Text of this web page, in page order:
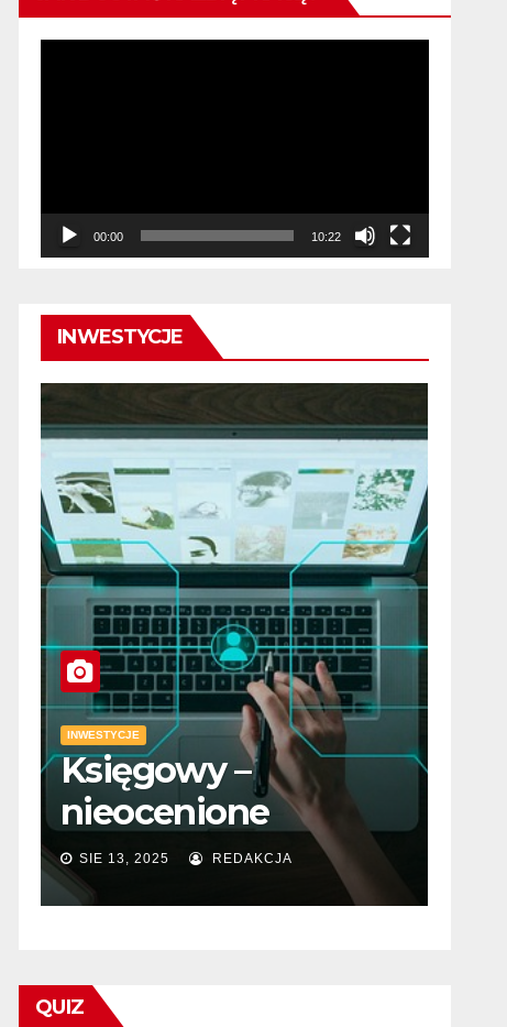
00:00 10:22
INWESTYCJE
INWESTYCJE
Księgowy –
nieocenione
wsparcie w rozwoju
każdej firmy
SIE 13, 2025 REDAKCJA
QUIZ